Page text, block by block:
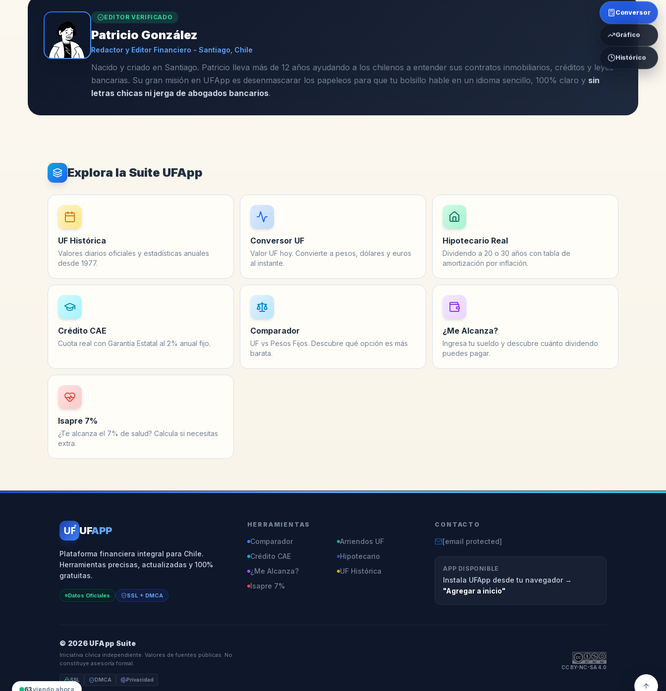
EDITOR VERIFICADO
Patricio González
Redactor y Editor Financiero - Santiago, Chile
Nacido y criado en Santiago. Patricio lleva más de 12 años ayudando a los chilenos a entender sus contratos inmobiliarios, créditos y leyes
bancarias. Su gran misión en UFApp es desenmascarar los papeleos para que tu bolsillo hable en un idioma sencillo, 100% claro y sin
letras chicas ni jerga de abogados bancarios.
Explora la Suite UFApp
UF Histórica
Valores diarios oficiales y estadísticas anuales
desde 1977.
Conversor UF
Valor UF hoy. Convierte a pesos, dólares y euros
al instante.
Hipotecario Real
Dividendo a 20 o 30 años con tabla de
amortización por inflación.
Crédito CAE
Cuota real con Garantía Estatal al 2% anual fijo.
Comparador
UF vs Pesos Fijos. Descubre qué opción es más
barata.
¿Me Alcanza?
Ingresa tu sueldo y descubre cuánto dividendo
puedes pagar.
Isapre 7%
¿Te alcanza el 7% de salud? Calcula si necesitas
extra.
UF UFAPP
Plataforma financiera integral para Chile.
Herramientas precisas, actualizadas y 100%
gratuitas.
Datos Oficiales SSL + DMCA
HERRAMIENTAS
Comparador
Arriendos UF
Crédito CAE
Hipotecario
¿Me Alcanza?
UF Histórica
Isapre 7%
CONTACTO
[email protected]
APP DISPONIBLE
Instala UFApp desde tu navegador →
"Agregar a inicio"
© 2026 UFApp Suite
Iniciativa cívica independiente. Valores de fuentes públicas. No
constituye asesoría formal.
SSL DMCA Privacidad
CC BY-NC-SA 4.0
63viendo ahora
Conversor
Gráfico
Histórico